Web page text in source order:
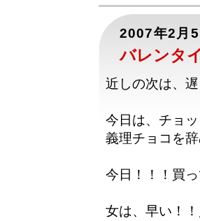
2007年2月
バレンタ
近しの次は、
今日は、チョ
義理チョコを
今日！！！買
女は、早い！